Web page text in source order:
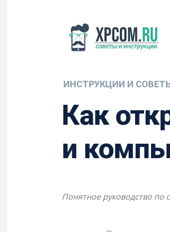
ИНСТРУКЦИИ И
Как
и
Понятное руководство по